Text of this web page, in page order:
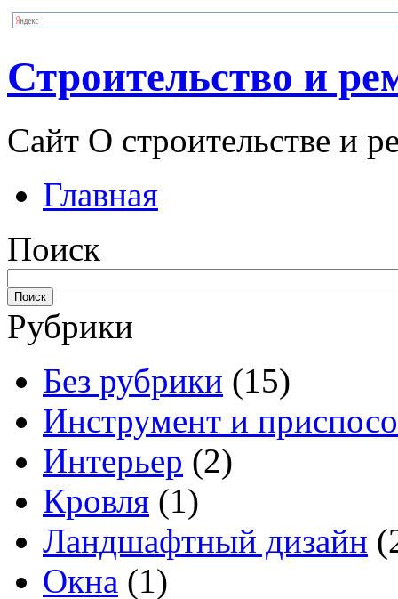
Строительство и
Сайт О строительстве и
Главная
Поиск
Рубрики
Без рубрики (15)
Инструмент и
Интерьер (2)
Кровля (1)
Ландшафтный дизайн
Окна (1)